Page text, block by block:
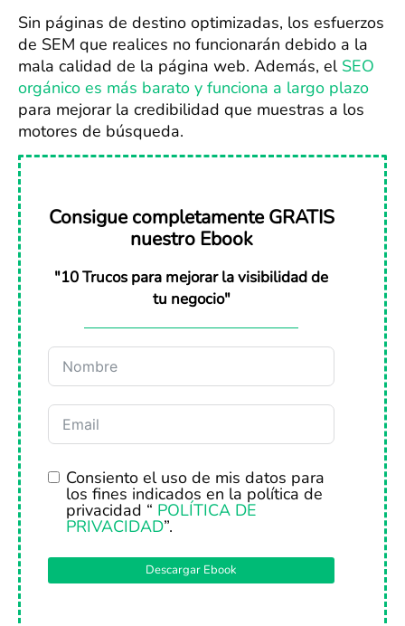
Sin páginas de destino optimizadas, los esfuerzos
de SEM que realices no funcionarán debido a la
mala calidad de la página web. Además, el SEO
orgánico es más barato y funciona a largo plazo
para mejorar la credibilidad que muestras a los
motores de búsqueda.
Consigue completamente GRATIS
nuestro Ebook
"10 Trucos para mejorar la visibilidad de
tu negocio"
Consiento el uso de mis datos para
los fines indicados en la política de
privacidad “ POLÍTICA DE
PRIVACIDAD”.
Descargar Ebook